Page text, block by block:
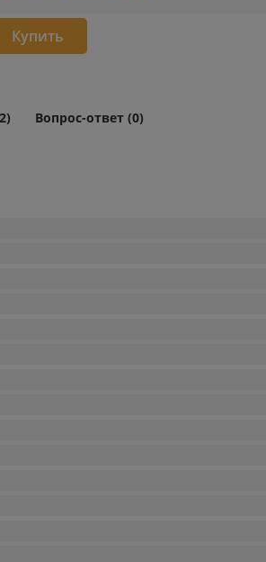
Купить
Вопрос-ответ (0)